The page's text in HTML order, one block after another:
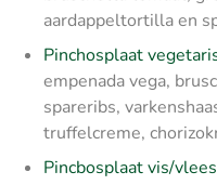
aardappeltortilla en
Pinchosplaat
empenada vega,
spareribs,
truffelcreme,
Pincbosplaat vis/